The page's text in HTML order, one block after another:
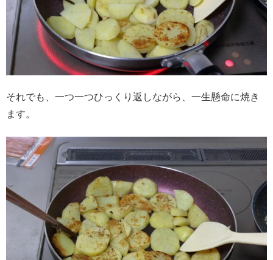
それでも、一つ一つひっくり返しながら、一生懸命に焼き
ます。